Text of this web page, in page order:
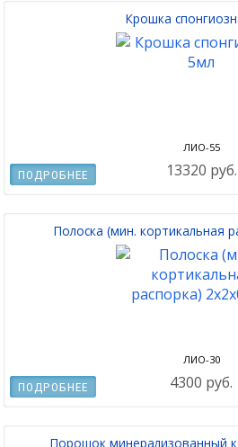
Крошка
ЛИО-55
13320 руб.
ПОДРОБНЕЕ
Полоска (мин. кортикальная
ЛИО-30
4300 руб.
ПОДРОБНЕЕ
Порошок минерализованный